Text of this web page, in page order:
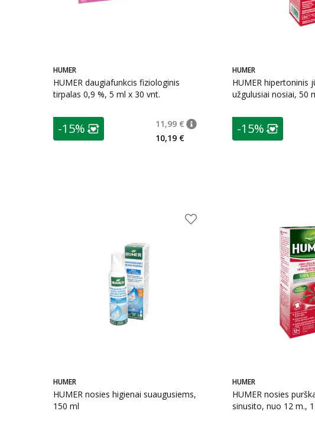
HUMER
HUMER daugiafunkcis fiziologinis
tirpalas 0,9 %, 5 ml x 30 vnt.
patarimas
Lojalumo klubo narių nuolaida:
-15% 11,99 €
patarimas
Įprasta kaina: 11,99 €
10,19 €
HUMER
HUMER hipertoninis
užgulusiai nosiai, 50
patarimas
Lojalumo
-15%
HUMER
HUMER nosies higienai suaugusiems,
150 ml
HUMER
HUMER nosies
sinusito, nuo 12 m.,